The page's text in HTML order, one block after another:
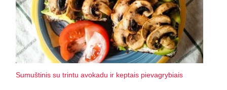
Sumuštinis su trintu avokadu ir keptais pievagrybiais